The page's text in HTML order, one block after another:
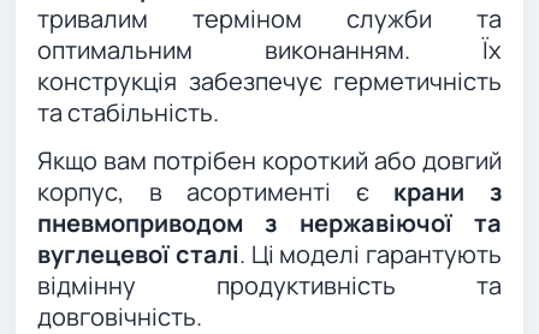
тривалим терміном служби та
оптимальним виконанням. Їх
конструкція забезпечує герметичність
та стабільність.
Якщо вам потрібен короткий або довгий
корпус, в асортименті є крани з
пневмоприводом з нержавіючої та
вуглецевої сталі. Ці моделі гарантують
відмінну продуктивність та
довговічність.